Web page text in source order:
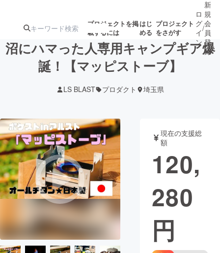
プロジェクトを掲
載するには
はじ
める
プロジェクト
をさがす
ターン
注目の新着プロ
ジェクト
募集終了が近いプ
ロジェクト
アート・写真 音楽
テクノロジー・ガジェット ゲーム・サ
映像・映画
ビジネス・起業
まちづくり・地域活性化
ロ
グ
イ
ン
/
新
規
会
員
登
録
​沼にハマった人専用キャンプギア爆
誕！【マッピストーブ】
LS BLAST プロダクト 埼玉県
現在の支援総
額
120,
280
円